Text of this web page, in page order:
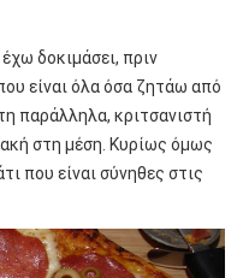
δοκιμάσει, πριν
είναι όλα όσα ζητάω από
παράλληλα, κριτσανιστή
στη μέση. Κυρίως όμως
που είναι σύνηθες στις